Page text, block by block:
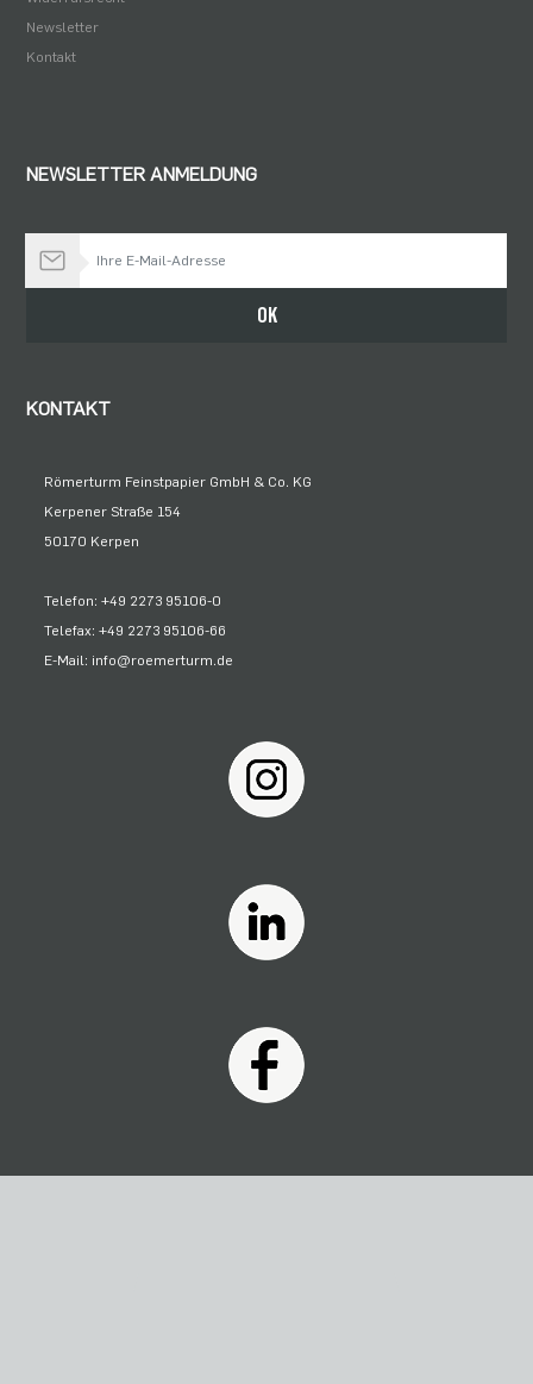
Newsletter
Kontakt
NEWSLETTER ANMELDUNG
OK
KONTAKT
Römerturm Feinstpapier GmbH & Co. KG
Kerpener Straße 154
50170 Kerpen
Telefon: +49 2273 95106-0
Telefax: +49 2273 95106-66
E-Mail: info@roemerturm.de